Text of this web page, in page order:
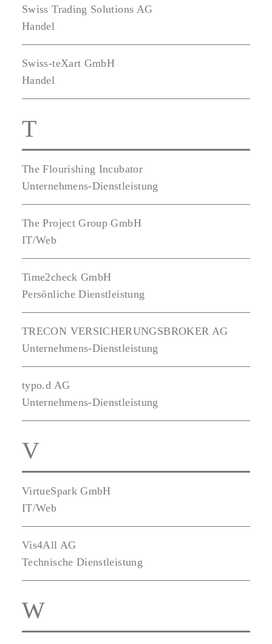
Swiss Trading Solutions AG
Handel
Swiss-teXart GmbH
Handel
T
The Flourishing Incubator
Unternehmens-Dienstleistung
The Project Group GmbH
IT/Web
Time2check GmbH
Persönliche Dienstleistung
TRECON VERSICHERUNGSBROKER AG
Unternehmens-Dienstleistung
typo.d AG
Unternehmens-Dienstleistung
V
VirtueSpark GmbH
IT/Web
Vis4All AG
Technische Dienstleistung
W